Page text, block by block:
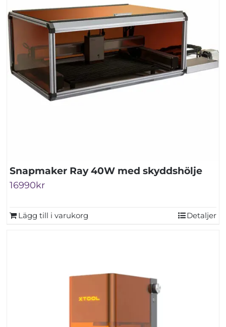
Snapmaker Ray 40W med skyddshölje
16990kr
Lägg till i varukorg Detaljer